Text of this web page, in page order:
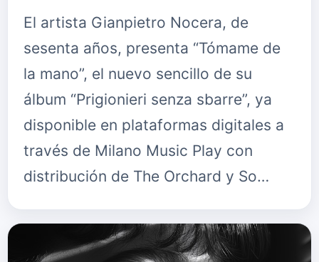
El artista Gianpietro Nocera, de
sesenta años, presenta “Tómame de
la mano”, el nuevo sencillo de su
álbum “Prigionieri senza sbarre”, ya
disponible en plataformas digitales a
través de Milano Music Play con
distribución de The Orchard y So…